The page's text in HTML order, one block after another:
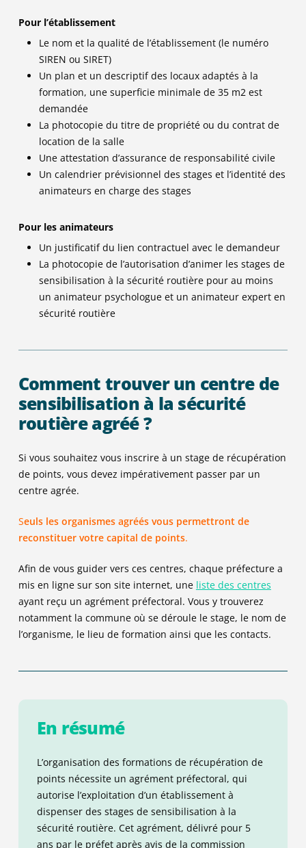
Pour l’établissement
Le nom et la qualité de l’établissement (le numéro
SIREN ou SIRET)
Un plan et un descriptif des locaux adaptés à la
formation, une superficie minimale de 35 m2 est
demandée
La photocopie du titre de propriété ou du contrat de
location de la salle
Une attestation d’assurance de responsabilité civile
Un calendrier prévisionnel des stages et l’identité des
animateurs en charge des stages
Pour les animateurs
Un justificatif du lien contractuel avec le demandeur
La photocopie de l’autorisation d’animer les stages de
sensibilisation à la sécurité routière pour au moins
un animateur psychologue et un animateur expert en
sécurité routière
Comment trouver un centre de
sensibilisation à la sécurité
routière agréé ?
Si vous souhaitez vous inscrire à un stage de récupération
de points, vous devez impérativement passer par un
centre agrée.
Seuls les organismes agréés vous permettront de
reconstituer votre capital de points.
Afin de vous guider vers ces centres, chaque préfecture a
mis en ligne sur son site internet, une liste des centres
ayant reçu un agrément préfectoral. Vous y trouverez
notamment la commune où se déroule le stage, le nom de
l’organisme, le lieu de formation ainsi que les contacts.
En résumé
L’organisation des formations de récupération de
points nécessite un agrément préfectoral, qui
autorise l’exploitation d’un établissement à
dispenser des stages de sensibilisation à la
sécurité routière. Cet agrément, délivré pour 5
ans par le préfet après avis de la commission